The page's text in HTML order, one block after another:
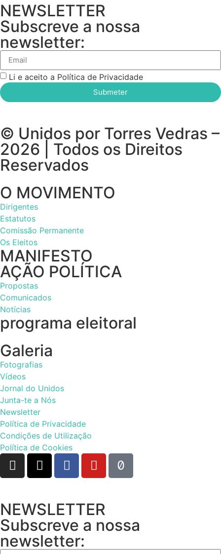
NEWSLETTER
Subscreve a nossa
newsletter:
Li e aceito a Política de Privacidade
Submeter
© Unidos por Torres Vedras –
2026 | Todos os Direitos
Reservados
O MOVIMENTO
Dirigentes
Estatutos
Comissão Permanente
Os Eleitos
MANIFESTO
AÇÃO POLÍTICA
Propostas
Comunicados
Notícias
programa eleitoral
Galeria
Fotografias
Vídeos
Jornal do Unidos
Junta-te a Nós
Newsletter
Política de Privacidade
Condições de Utilização
Política de Cookies
NEWSLETTER
Subscreve a nossa
newsletter: